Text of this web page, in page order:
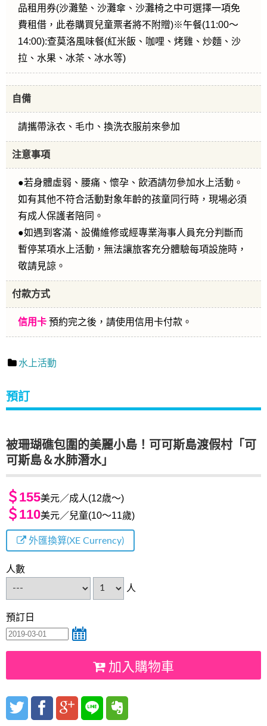
品租用券(沙灘墊、沙灘傘、沙灘椅之中可選擇一項免
費租借，此卷購買兒童票者將不附贈)※午餐(11:00～
14:00):查莫洛風味餐(紅米飯、咖哩、烤雞、炒麵、沙
拉、水果、冰茶、冰水等)
自備
請攜帶泳衣、毛巾、換洗衣服前來參加
注意事項
●若身體虛弱、腰痛、懷孕、飲酒請勿參加水上活動。
如有其他不符合活動對象年齡的孩童同行時，現場必須
有成人保護者陪同。
●如遇到客滿、設備維修或經專業海事人員充分判斷而
暫停某項水上活動，無法讓旅客充分體驗每項設施時，
敬請見諒。
付款方式
信用卡 預約完之後，請使用信用卡付款。
水上活動
預訂
被珊瑚礁包圍的美麗小島！可可斯島渡假村「可
可斯島＆水肺潛水」
＄155美元／成人(12歳～)
＄110美元／兒童(10～11歲)
外匯換算(XE Currency)
人數
人
預訂日
加入購物車